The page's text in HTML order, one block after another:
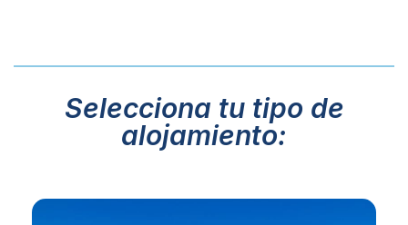
Selecciona tu tipo de
alojamiento: